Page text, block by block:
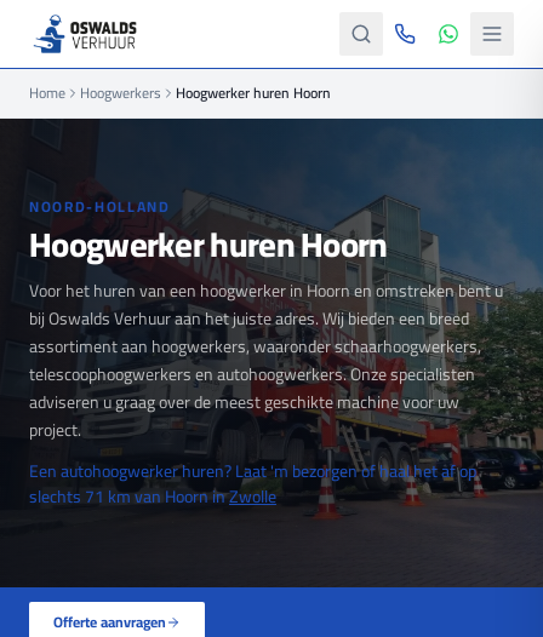
Home Hoogwerkers Hoogwerker huren Hoorn
NOORD-HOLLAND
Hoogwerker huren Hoorn
Voor het huren van een hoogwerker in Hoorn en omstreken bent u
bij Oswalds Verhuur aan het juiste adres. Wij bieden een breed
assortiment aan hoogwerkers, waaronder schaarhoogwerkers,
telescoophoogwerkers en autohoogwerkers. Onze specialisten
adviseren u graag over de meest geschikte machine voor uw
project.
Een autohoogwerker huren? Laat 'm bezorgen of haal het af op
slechts 71 km van Hoorn inZwolle
Offerte aanvragen